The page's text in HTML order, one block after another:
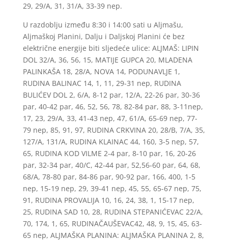
29, 29/A, 31, 31/A, 33-39 nep.
U razdoblju između 8:30 i 14:00 sati u Aljmašu,
Aljmaškoj Planini, Dalju i Daljskoj Planini će bez
električne energije biti sljedeće ulice: ALJMAŠ: LIPIN
DOL 32/A, 36, 56, 15, MATIJE GUPCA 20, MLADENA
PALINKAŠA 18, 28/A, NOVA 14, PODUNAVLJE 1,
RUDINA BALINAC 14, 1, 11, 29-31 nep, RUDINA
BULIĆEV DOL 2, 6/A, 8-12 par, 12/A, 22-26 par, 30-36
par, 40-42 par, 46, 52, 56, 78, 82-84 par, 88, 3-11nep,
17, 23, 29/A, 33, 41-43 nep, 47, 61/A, 65-69 nep, 77-
79 nep, 85, 91, 97, RUDINA CRKVINA 20, 28/B, 7/A, 35,
127/A, 131/A, RUDINA KLAINAC 44, 160, 3-5 nep, 57,
65, RUDINA KOD VILME 2-4 par, 8-10 par, 16, 20-26
par, 32-34 par, 40/C, 42-44 par, 52,56-60 par, 64, 68,
68/A, 78-80 par, 84-86 par, 90-92 par, 166, 400, 1-5
nep, 15-19 nep, 29, 39-41 nep, 45, 55, 65-67 nep, 75,
91, RUDINA PROVALIJA 10, 16, 24, 38, 1, 15-17 nep,
25, RUDINA SAD 10, 28, RUDINA STEPANIĆEVAC 22/A,
70, 174, 1, 65, RUDINAČAUŠEVAC42, 48, 9, 15, 45, 63-
65 nep, ALJMAŠKA PLANINA: ALJMAŠKA PLANINA 2, 8,